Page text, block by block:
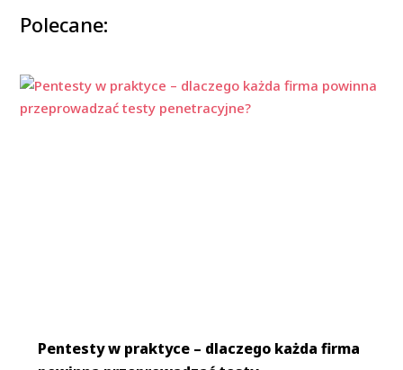
Polecane:
Pentesty w praktyce – dlaczego każda firma